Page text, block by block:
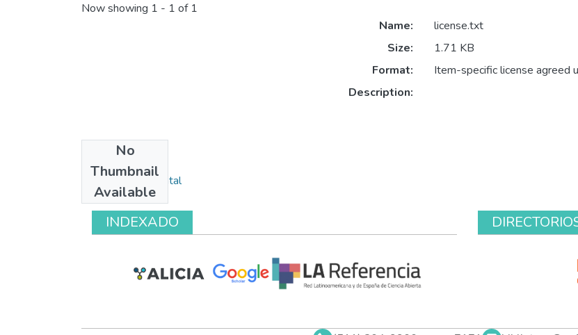
Now showing 1 - 1 of 1
No
Thumbnail
Available
Name:
license.txt
Size:
1.71 KB
Format:
Item-specific license agreed
Description:
Collections
Monitoreo ambiental
INDEXADO